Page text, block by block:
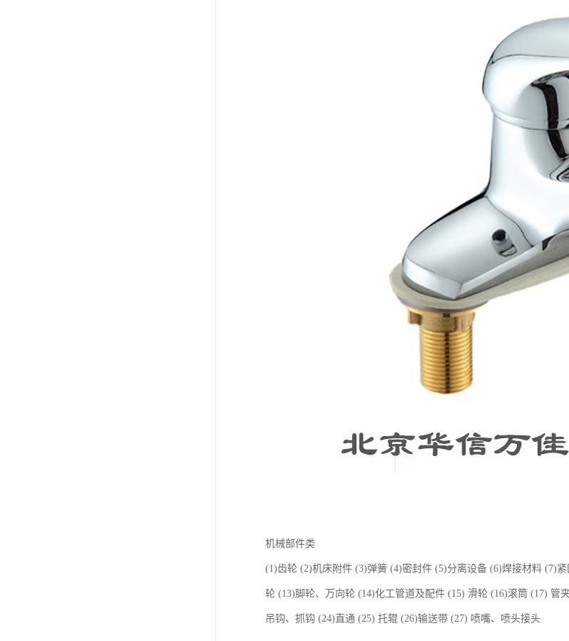
机械部件类
(1)齿轮 (2)机床附件 (3)弹簧 (4)密封件 (5)分离设备 (6)焊接材料 (7)
轮 (13)脚轮、万向轮 (14)化工管道及配件 (15) 滑轮 (16)滚筒 (17) 管
吊钩、抓钩 (24)直通 (25) 托辊 (26)输送带 (27) 喷嘴、喷头接头